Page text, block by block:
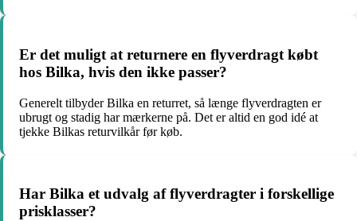
Er det muligt at returnere en flyverdragt købt
hos Bilka, hvis den ikke passer?
Generelt tilbyder Bilka en returret, så længe flyverdragten er
ubrugt og stadig har mærkerne på. Det er altid en god idé at
tjekke Bilkas returvilkår før køb.
Har Bilka et udvalg af flyverdragter i forskellige
prisklasser?